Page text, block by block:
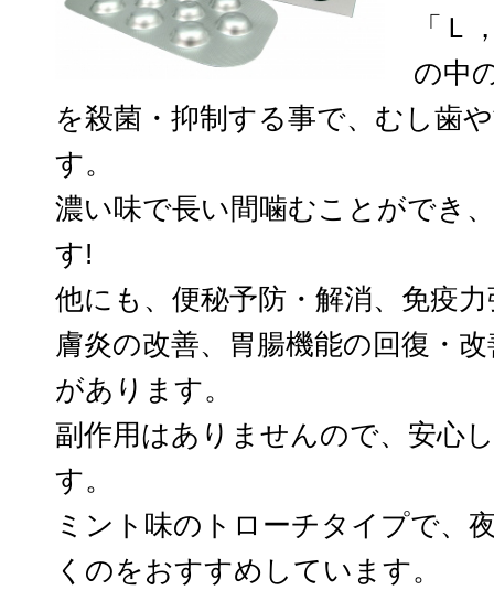
「Ｌ
の中
を殺菌・抑制する事で、むし歯
す。
濃い味で長い間噛むことができ
す!
他にも、便秘予防・解消、免疫
膚炎の改善、胃腸機能の回復・
があります。
副作用はありませんので、安心
す。
ミント味のトローチタイプで、
くのをおすすめしています。